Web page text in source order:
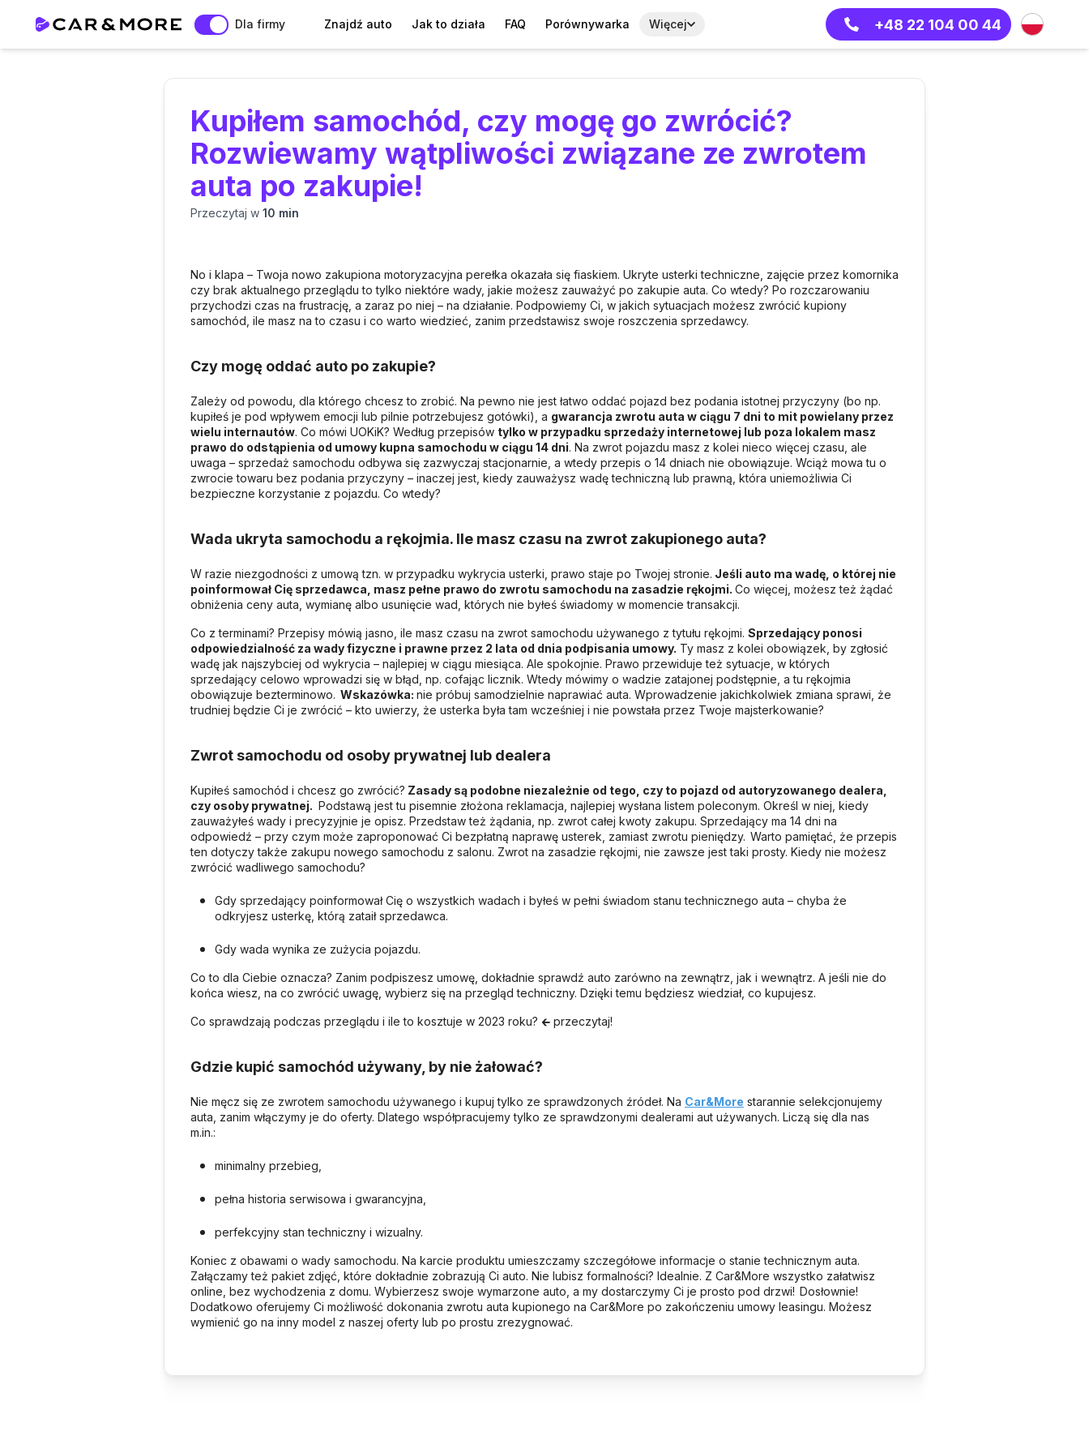
Dla firmy Znajdź auto Jak to działa FAQ Porównywarka Więcej +48 22 104 00 44
Kupiłem samochód, czy mogę go zwrócić?
Rozwiewamy wątpliwości związane ze zwrotem
auta po zakupie!
Przeczytaj w 10 min
No i klapa – Twoja nowo zakupiona motoryzacyjna perełka okazała się fiaskiem. Ukryte usterki techniczne, zajęcie przez komornika
czy brak aktualnego przeglądu to tylko niektóre wady, jakie możesz zauważyć po zakupie auta. Co wtedy? Po rozczarowaniu
przychodzi czas na frustrację, a zaraz po niej – na działanie. Podpowiemy Ci, w jakich sytuacjach możesz zwrócić kupiony
samochód, ile masz na to czasu i co warto wiedzieć, zanim przedstawisz swoje roszczenia sprzedawcy.
Czy mogę oddać auto po zakupie?
Zależy od powodu, dla którego chcesz to zrobić. Na pewno nie jest łatwo oddać pojazd bez podania istotnej przyczyny (bo np.
kupiłeś je pod wpływem emocji lub pilnie potrzebujesz gotówki), a gwarancja zwrotu auta w ciągu 7 dni to mit powielany przez
wielu internautów. Co mówi UOKiK? Według przepisów tylko w przypadku sprzedaży internetowej lub poza lokalem masz
prawo do odstąpienia od umowy kupna samochodu w ciągu 14 dni. Na zwrot pojazdu masz z kolei nieco więcej czasu, ale
uwaga – sprzedaż samochodu odbywa się zazwyczaj stacjonarnie, a wtedy przepis o 14 dniach nie obowiązuje. Wciąż mowa tu o
zwrocie towaru bez podania przyczyny – inaczej jest, kiedy zauważysz wadę techniczną lub prawną, która uniemożliwia Ci
bezpieczne korzystanie z pojazdu. Co wtedy?
Wada ukryta samochodu a rękojmia. Ile masz czasu na zwrot zakupionego auta?
W razie niezgodności z umową tzn. w przypadku wykrycia usterki, prawo staje po Twojej stronie. Jeśli auto ma wadę, o której nie
poinformował Cię sprzedawca, masz pełne prawo do zwrotu samochodu na zasadzie rękojmi. Co więcej, możesz też żądać
obniżenia ceny auta, wymianę albo usunięcie wad, których nie byłeś świadomy w momencie transakcji.
Co z terminami? Przepisy mówią jasno, ile masz czasu na zwrot samochodu używanego z tytułu rękojmi. Sprzedający ponosi
odpowiedzialność za wady fizyczne i prawne przez 2 lata od dnia podpisania umowy. Ty masz z kolei obowiązek, by zgłosić
wadę jak najszybciej od wykrycia – najlepiej w ciągu miesiąca. Ale spokojnie. Prawo przewiduje też sytuacje, w których
sprzedający celowo wprowadzi się w błąd, np. cofając licznik. Wtedy mówimy o wadzie zatajonej podstępnie, a tu rękojmia
obowiązuje bezterminowo. Wskazówka: nie próbuj samodzielnie naprawiać auta. Wprowadzenie jakichkolwiek zmiana sprawi, że
trudniej będzie Ci je zwrócić – kto uwierzy, że usterka była tam wcześniej i nie powstała przez Twoje majsterkowanie?
Zwrot samochodu od osoby prywatnej lub dealera
Kupiłeś samochód i chcesz go zwrócić? Zasady są podobne niezależnie od tego, czy to pojazd od autoryzowanego dealera,
czy osoby prywatnej. Podstawą jest tu pisemnie złożona reklamacja, najlepiej wysłana listem poleconym. Określ w niej, kiedy
zauważyłeś wady i precyzyjnie je opisz. Przedstaw też żądania, np. zwrot całej kwoty zakupu. Sprzedający ma 14 dni na
odpowiedź – przy czym może zaproponować Ci bezpłatną naprawę usterek, zamiast zwrotu pieniędzy. Warto pamiętać, że przepis
ten dotyczy także zakupu nowego samochodu z salonu. Zwrot na zasadzie rękojmi, nie zawsze jest taki prosty. Kiedy nie możesz
zwrócić wadliwego samochodu?
Gdy sprzedający poinformował Cię o wszystkich wadach i byłeś w pełni świadom stanu technicznego auta – chyba że
odkryjesz usterkę, którą zataił sprzedawca.
Gdy wada wynika ze zużycia pojazdu.
Co to dla Ciebie oznacza? Zanim podpiszesz umowę, dokładnie sprawdź auto zarówno na zewnątrz, jak i wewnątrz. A jeśli nie do
końca wiesz, na co zwrócić uwagę, wybierz się na przegląd techniczny. Dzięki temu będziesz wiedział, co kupujesz.
Co sprawdzają podczas przeglądu i ile to kosztuje w 2023 roku? 🡰 przeczytaj!
Gdzie kupić samochód używany, by nie żałować?
Nie męcz się ze zwrotem samochodu używanego i kupuj tylko ze sprawdzonych źródeł. Na Car&More starannie selekcjonujemy
auta, zanim włączymy je do oferty. Dlatego współpracujemy tylko ze sprawdzonymi dealerami aut używanych. Liczą się dla nas
m.in.:
minimalny przebieg,
pełna historia serwisowa i gwarancyjna,
perfekcyjny stan techniczny i wizualny.
Koniec z obawami o wady samochodu. Na karcie produktu umieszczamy szczegółowe informacje o stanie technicznym auta.
Załączamy też pakiet zdjęć, które dokładnie zobrazują Ci auto. Nie lubisz formalności? Idealnie. Z Car&More wszystko załatwisz
online, bez wychodzenia z domu. Wybierzesz swoje wymarzone auto, a my dostarczymy Ci je prosto pod drzwi! Dosłownie!
Dodatkowo oferujemy Ci możliwość dokonania zwrotu auta kupionego na Car&More po zakończeniu umowy leasingu. Możesz
wymienić go na inny model z naszej oferty lub po prostu zrezygnować.